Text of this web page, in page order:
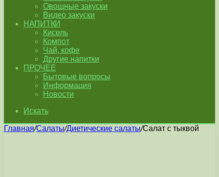
Овощные закуски
Видео закуски
НАПИТКИ
Кисель
Компот
Чай, кофе
Другие напитки
ПРОЧЕЕ
Бытовые вопросы
Информация
Новости
Искать
Главная/Салаты/Диетические салаты/Cалат с тыквой